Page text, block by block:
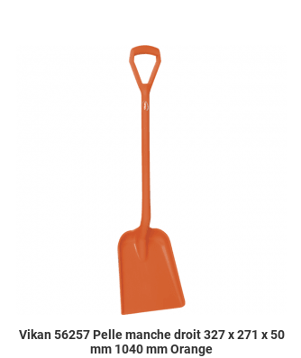
Vikan 56257 Pelle manche droit 327 x 271 x 50
mm 1040 mm Orange